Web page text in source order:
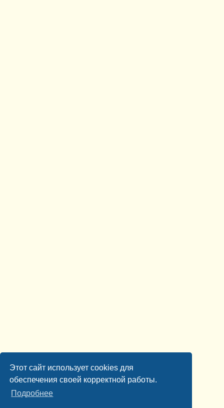
Этот сайт использует cookies для
обеспечения своей корректной работы.
Подробнее